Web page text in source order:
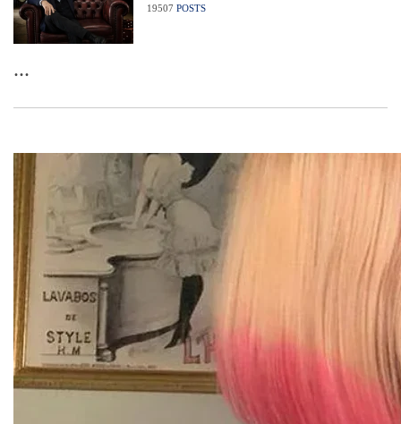
19507 POSTS
...